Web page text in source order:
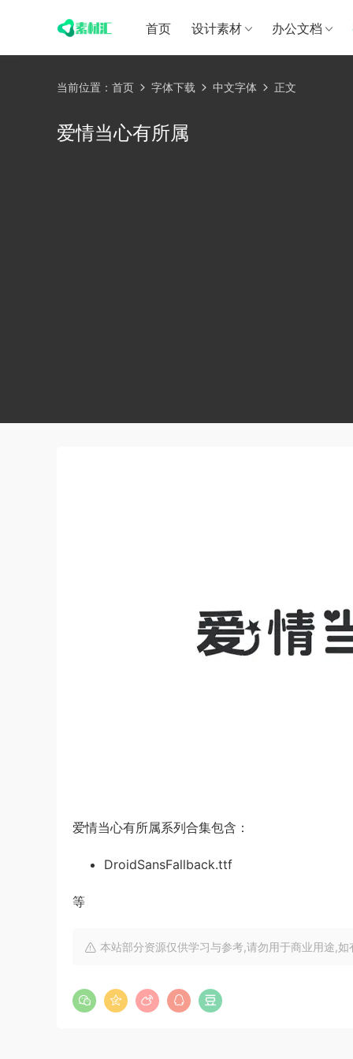
首页 设计素材 办公文档
当前位置： 首页 字体下载 中文字体 正文
爱情当心有所属
爱情当心有所属系列合集包含：
DroidSansFallback.ttf
等
本站部分资源仅供学习与参考,请勿用于商业用途,